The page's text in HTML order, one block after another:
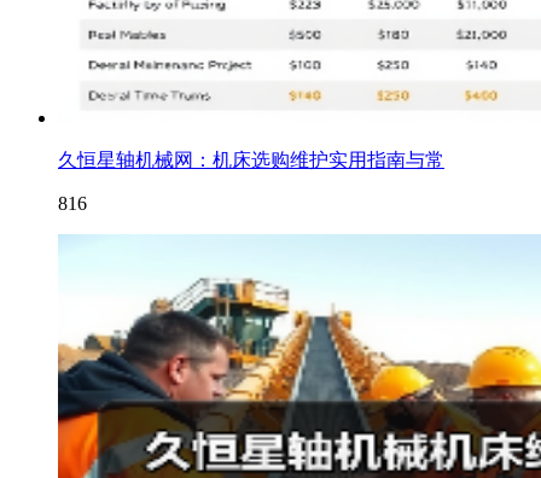
久恒星轴机械网：机床选购维护实用指南与常
816